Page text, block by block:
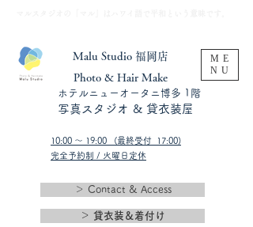
Malu Studio 福岡店
＞ Contact & Access
ME
NU
10:00 〜 19:00 (最終受付 17:00)​
完全予約制 / 火曜日定休
​Photo & Hair Make
​ホテルニューオータニ博多 1階
​写真スタジオ & 貸衣装屋
＞ 貸衣装＆着付け